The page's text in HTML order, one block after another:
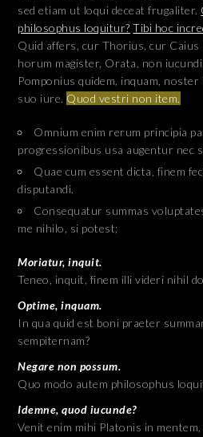
sed etiam ut loqui deceat frugaliter.
philosophus loquitur? Tibi hoc
Quid affers, cur Thorius, cur Caius
horum magister, Orata, non
Pomponius quidem, inquam,
suo iure. Quod vestri non item.
Omnium enim rerum principia
progressionibus usa augentur nec
Quae cum essent dicta, finem
disputandi.
Consequatur summas
me nihilo, si potest;
Moriatur, inquit.
Teneo, inquit, finem illi videri nihil
Optime, inquam.
In qua quid est boni praeter
sempiternam?
Negare non possum.
Quo modo autem philosophus
Idemne, quod iucunde?
Venit enim mihi Platonis in